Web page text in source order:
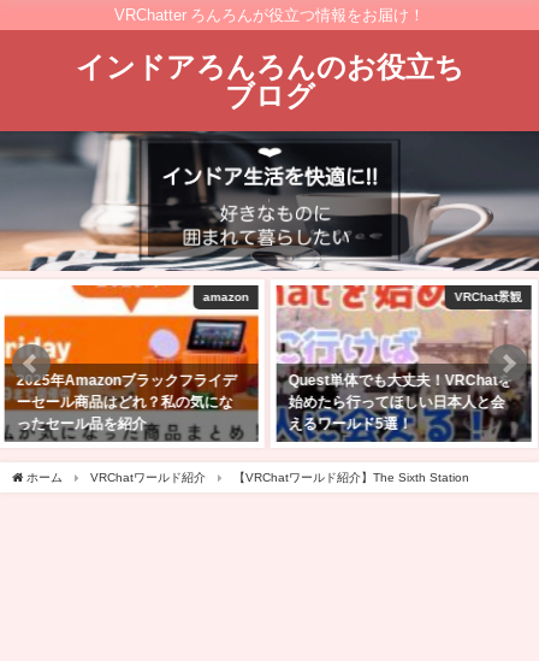
VRChatter ろんろんが役立つ情報をお届け！
インドアろんろんのお役立ち
ブログ
VRChat景観
Quest単体でも大丈夫！VRChatを
始めたら行ってほしい日本人と会
えるワールド5選！
VRChat景観
【VRChat】Quest単機でも行け
る！景色のきれいなワールド10
選！！
ホーム VRChatワールド紹介 【VRChatワールド紹介】The Sixth Station